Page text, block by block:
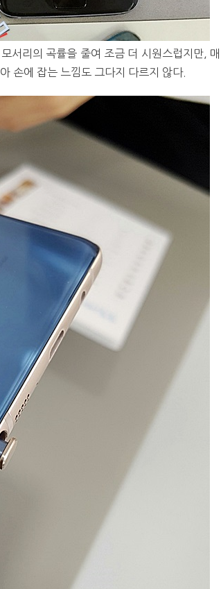
서리의 곡률을 줄여 조금 더 시원스럽지만, 매
손에 잡는 느낌도 그다지 다르지 않다.